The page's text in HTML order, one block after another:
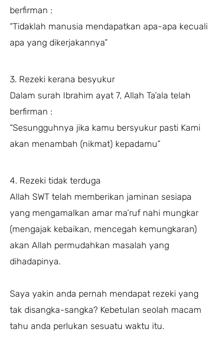
berfirman :
“Tidaklah manusia mendapatkan apa-apa kecuali
apa yang dikerjakannya”
3. Rezeki kerana besyukur
Dalam surah Ibrahim ayat 7, Allah Ta’ala telah
berfirman :
“Sesungguhnya jika kamu bersyukur pasti Kami
akan menambah (nikmat) kepadamu”
4. Rezeki tidak terduga
Allah SWT telah memberikan jaminan sesiapa
yang mengamalkan amar ma’ruf nahi mungkar
(mengajak kebaikan, mencegah kemungkaran)
akan Allah permudahkan masalah yang
dihadapinya.
Saya yakin anda pernah mendapat rezeki yang
tak disangka-sangka? Kebetulan seolah macam
tahu anda perlukan sesuatu waktu itu.